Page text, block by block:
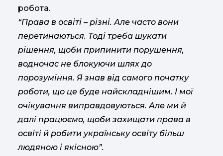
робота.
“Права в освіті – різні. Але часто вони
перетинаються. Тоді треба шукати
рішення, щоби припинити порушення,
водночас не блокуючи шлях до
порозуміння. Я знав від самого початку
роботи, що це буде найскладнішим. І мої
очікування виправдовуються. Але ми й
далі працюємо, щоби захищати права в
освіті й робити українську освіту більш
людяною і якісною”.